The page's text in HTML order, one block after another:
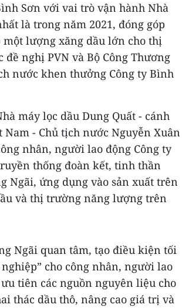
Sơn với vai trò vận hành Nhà
là trong năm 2021, đóng góp
một lượng xăng dầu lớn cho thị
nghị PVN và Bộ Công Thương
nước khen thưởng Công ty Bình
máy lọc dầu Dung Quất - cánh
- Chủ tịch nước Nguyễn Xuân
nhân, người lao động Công ty
thống đoàn kết, tinh thần
Ngãi, ứng dụng vào sản xuất trên
và thị trường năng lượng trên
Ngãi quan tâm, tạo điều kiện tối
cho công nhân, người lao
tiên các nguồn nguyên liệu cho
thác dầu thô, nâng cao giá trị và